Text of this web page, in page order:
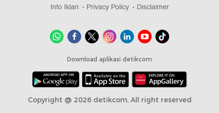
Info Iklan
Privacy Policy Disclaimer
Download aplikasi detikcom
Copyright @ 2026 detikcom, All right reserved